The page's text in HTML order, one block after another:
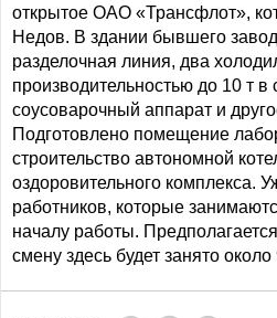
открытое ОАО «Трансфлот»,
Недов. В здании бывшего
разделочная линия, два
производительностью до 10 т в
соусоварочный аппарат и
Подготовлено помещение
строительство автономной
оздоровительного комплекса.
работников, которые
началу работы.
смену здесь будет занято около